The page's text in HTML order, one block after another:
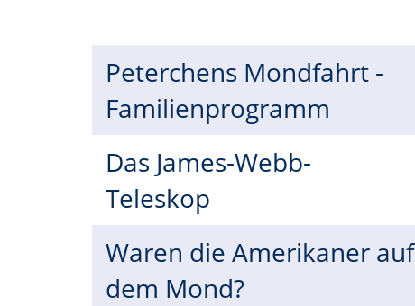
Peterchens Mondfahrt -
Familienprogramm
Das James-Webb-
Teleskop
Waren die Amerikaner auf
dem Mond?